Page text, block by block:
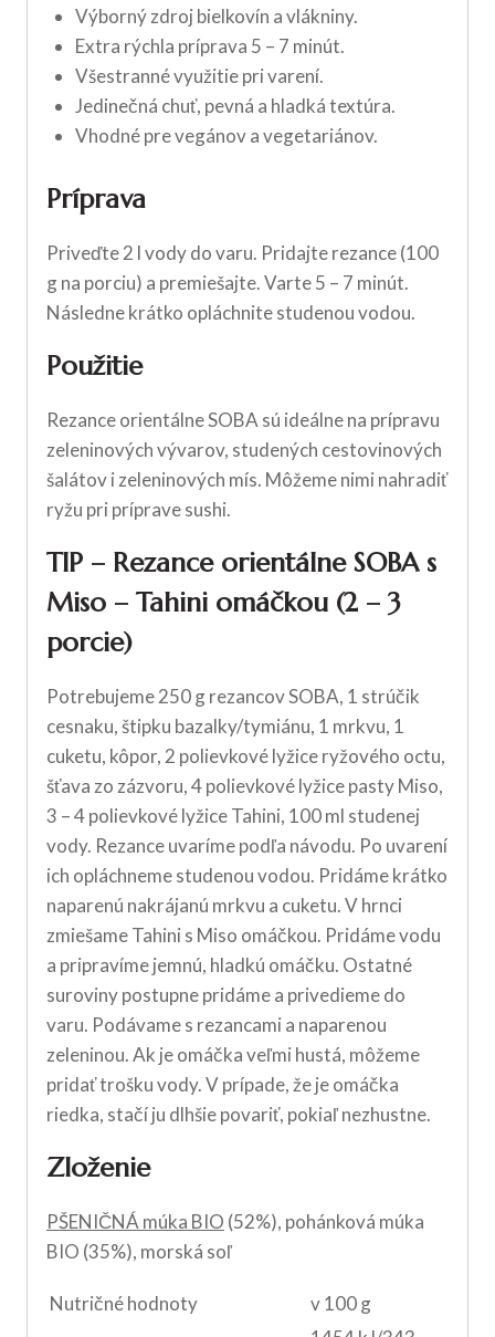
Výborný zdroj bielkovín a vlákniny.
Extra rýchla príprava 5 – 7 minút.
Všestranné využitie pri varení.
Jedinečná chuť, pevná a hladká textúra.
Vhodné pre vegánov a vegetariánov.
Príprava
Priveďte 2 l vody do varu. Pridajte rezance (100
g na porciu) a premiešajte. Varte 5 – 7 minút.
Následne krátko opláchnite studenou vodou.
Použitie
Rezance orientálne SOBA sú ideálne na prípravu
zeleninových vývarov, studených cestovinových
šalátov i zeleninových mís. Môžeme nimi nahradiť
ryžu pri príprave sushi.
TIP – Rezance orientálne SOBA s
Miso – Tahini omáčkou (2 – 3
porcie)
Potrebujeme 250 g rezancov SOBA, 1 strúčik
cesnaku, štipku bazalky/tymiánu, 1 mrkvu, 1
cuketu, kôpor, 2 polievkové lyžice ryžového octu,
šťava zo zázvoru, 4 polievkové lyžice pasty Miso,
3 – 4 polievkové lyžice Tahini, 100 ml studenej
vody. Rezance uvaríme podľa návodu. Po uvarení
ich opláchneme studenou vodou. Pridáme krátko
naparenú nakrájanú mrkvu a cuketu. V hrnci
zmiešame Tahini s Miso omáčkou. Pridáme vodu
a pripravíme jemnú, hladkú omáčku. Ostatné
suroviny postupne pridáme a privedieme do
varu. Podávame s rezancami a naparenou
zeleninou. Ak je omáčka veľmi hustá, môžeme
pridať trošku vody. V prípade, že je omáčka
riedka, stačí ju dlhšie povariť, pokiaľ nezhustne.
Zloženie
PŠENIČNÁ múka BIO (52%), pohánková múka
BIO (35%), morská soľ
Nutričné hodnoty
v 100 g